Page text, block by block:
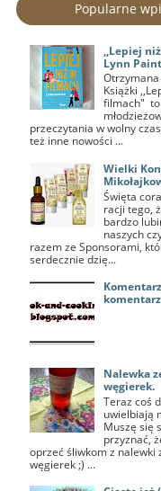
Popularne
,,Lepiej
Lynn
Otrzymana
Książki
filmach"
przeczytania w wolny
też inne nowości ...
Wielki
Święta
racji tego,
bardzo
naszych
razem ze Sponsorami,
serdecznie dzię...
Nalewka
węgierek.
Teraz coś
uwielbiają
Muszę się
przyznać,
oprzeć śliwkom z nalewki
węgierek ;) ...